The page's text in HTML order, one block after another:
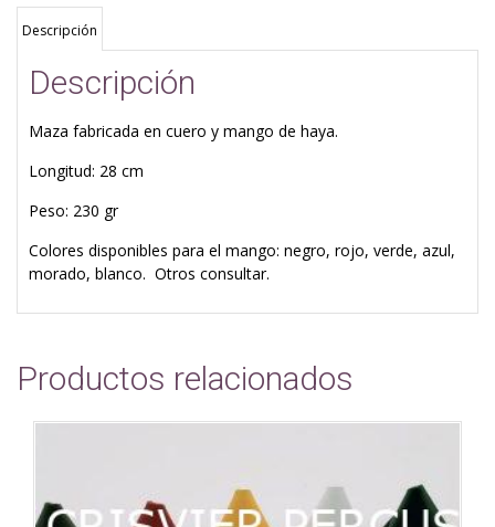
Descripción
Descripción
Maza fabricada en cuero y mango de haya.
Longitud: 28 cm
Peso: 230 gr
Colores disponibles para el mango: negro, rojo, verde, azul,
morado, blanco. Otros consultar.
Productos relacionados